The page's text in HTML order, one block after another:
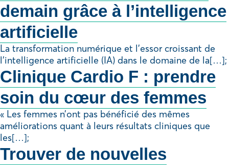
demain grâce à l’intelligence
artificielle
La transformation numérique et l’essor croissant de
l’intelligence artificielle (IA) dans le domaine de la[…];
Clinique Cardio F : prendre
soin du cœur des femmes
« Les femmes n’ont pas bénéficié des mêmes
améliorations quant à leurs résultats cliniques que
les[…];
Trouver de nouvelles